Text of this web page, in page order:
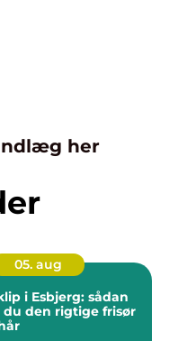
her
05. aug
i Esbjerg: sådan
den rigtige frisør